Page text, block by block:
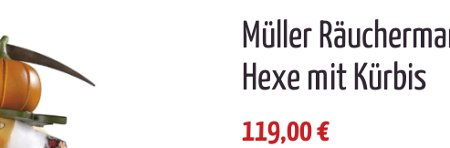
Müller
Hexe mit Kürbis
119,00 €